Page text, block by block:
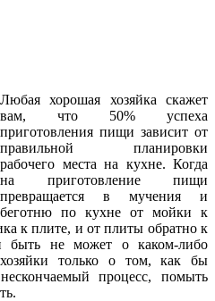
Любая хорошая хозяйка скажет
вам, что 50% успеха
приготовления пищи зависит от
правильной планировки
рабочего места на кухне. Когда
на приготовление пищи
превращается в мучения и
беготню по кухне от мойки к
к плите, и от плиты обратно к
не может о каком-либо
только о том, как бы
процесс, помыть